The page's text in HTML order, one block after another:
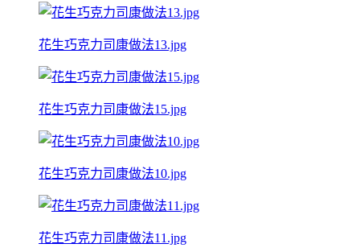
花生巧克力司康做法13.jpg
花生巧克力司康做法15.jpg
花生巧克力司康做法10.jpg
花生巧克力司康做法11.jpg